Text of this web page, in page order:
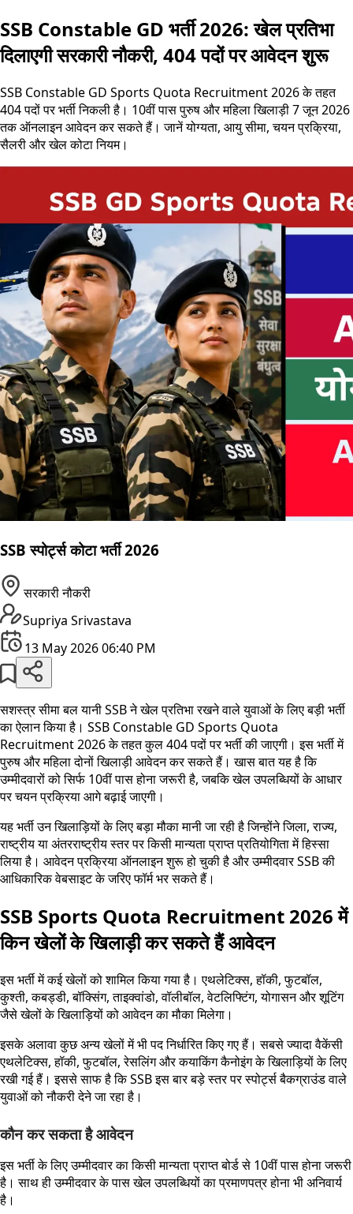
SSB Constable GD भर्ती 2026: खेल प्रतिभा
दिलाएगी सरकारी नौकरी, 404 पदों पर आवेदन शुरू
SSB Constable GD Sports Quota Recruitment 2026 के तहत
404 पदों पर भर्ती निकली है। 10वीं पास पुरुष और महिला खिलाड़ी 7 जून 2026
तक ऑनलाइन आवेदन कर सकते हैं। जानें योग्यता, आयु सीमा, चयन प्रक्रिया,
सैलरी और खेल कोटा नियम।
SSB स्पोर्ट्स कोटा भर्ती 2026
सरकारी नौकरी
Supriya Srivastava
13 May 2026 06:40 PM
सशस्त्र सीमा बल यानी SSB ने खेल प्रतिभा रखने वाले युवाओं के लिए बड़ी भर्ती
का ऐलान किया है। SSB Constable GD Sports Quota
Recruitment 2026 के तहत कुल 404 पदों पर भर्ती की जाएगी। इस भर्ती में
पुरुष और महिला दोनों खिलाड़ी आवेदन कर सकते हैं। खास बात यह है कि
उम्मीदवारों को सिर्फ 10वीं पास होना जरूरी है, जबकि खेल उपलब्धियों के आधार
पर चयन प्रक्रिया आगे बढ़ाई जाएगी।
यह भर्ती उन खिलाड़ियों के लिए बड़ा मौका मानी जा रही है जिन्होंने जिला, राज्य,
राष्ट्रीय या अंतरराष्ट्रीय स्तर पर किसी मान्यता प्राप्त प्रतियोगिता में हिस्सा
लिया है। आवेदन प्रक्रिया ऑनलाइन शुरू हो चुकी है और उम्मीदवार SSB की
आधिकारिक वेबसाइट के जरिए फॉर्म भर सकते हैं।
SSB Sports Quota Recruitment 2026 में
किन खेलों के खिलाड़ी कर सकते हैं आवेदन
इस भर्ती में कई खेलों को शामिल किया गया है। एथलेटिक्स, हॉकी, फुटबॉल,
कुश्ती, कबड्डी, बॉक्सिंग, ताइक्वांडो, वॉलीबॉल, वेटलिफ्टिंग, योगासन और शूटिंग
जैसे खेलों के खिलाड़ियों को आवेदन का मौका मिलेगा।
इसके अलावा कुछ अन्य खेलों में भी पद निर्धारित किए गए हैं। सबसे ज्यादा वैकेंसी
एथलेटिक्स, हॉकी, फुटबॉल, रेसलिंग और कयाकिंग कैनोइंग के खिलाड़ियों के लिए
रखी गई हैं। इससे साफ है कि SSB इस बार बड़े स्तर पर स्पोर्ट्स बैकग्राउंड वाले
युवाओं को नौकरी देने जा रहा है।
कौन कर सकता है आवेदन
इस भर्ती के लिए उम्मीदवार का किसी मान्यता प्राप्त बोर्ड से 10वीं पास होना जरूरी
है। साथ ही उम्मीदवार के पास खेल उपलब्धियों का प्रमाणपत्र होना भी अनिवार्य
है।